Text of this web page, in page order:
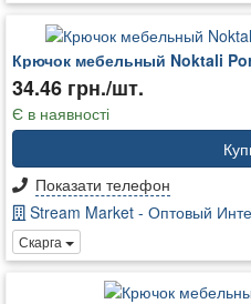
Крючок мебельный Noktali
34.46 грн./шт.
Є в наявності
Показати телефон
Stream Market - Оптовый
Скарга